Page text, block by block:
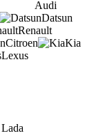
Audi
Datsun
Renault
Citroen
Kia
Lexus
Lada